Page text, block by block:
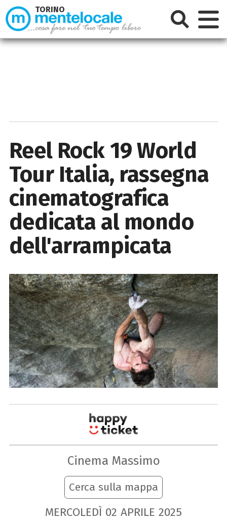
Reel Rock 19 World
Tour Italia, rassegna
cinematografica
dedicata al mondo
dell'arrampicata
Cinema Massimo
Cerca sulla mappa
MERCOLEDÌ 02 APRILE 2025
TORINO